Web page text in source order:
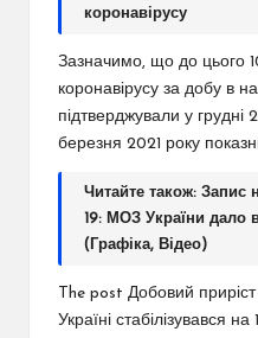
коронавірусу
Зазначимо, що до цього
коронавірусу за добу в
підтверджували у грудні
березня 2021 року
Читайте також: Запис
19: МОЗ України дало
(Графіка, Відео)
The post Добовий
Україні стабілізувався